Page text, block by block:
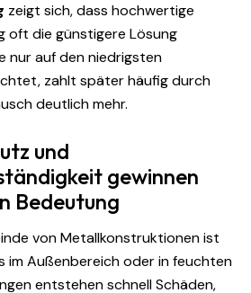
zeigt sich, dass hochwertige
oft die günstigere Lösung
nur auf den niedrigsten
zahlt später häufig durch
deutlich mehr.
und
gewinnen
Bedeutung
von Metallkonstruktionen ist
im Außenbereich oder in feuchten
entstehen schnell Schäden,